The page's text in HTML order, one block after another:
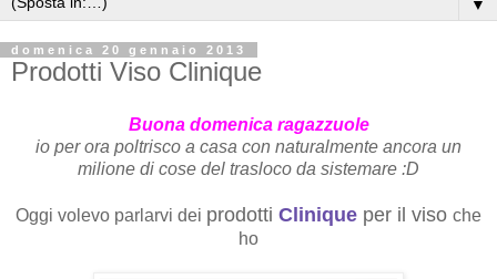
▼
domenica 20 gennaio 2013
Prodotti Viso Clinique
Buona domenica ragazzuole
io per ora poltrisco a casa con naturalmente ancora un
milione di cose del trasloco da sistemare :D
Oggi volevo parlarvi dei prodotti Clinique per il viso che
ho